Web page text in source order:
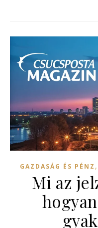
GAZDASÁG ÉS PÉNZ ,
Mi az